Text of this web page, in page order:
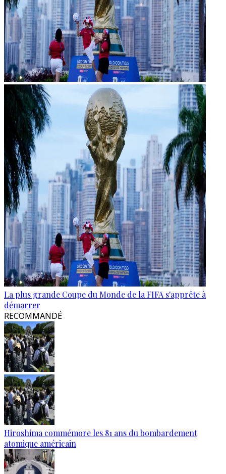
La plus grande Coupe du Monde de la FIFA s'apprête à
démarrer
RECOMMANDÉ
Hiroshima commémore les 81 ans du bombardement
atomique américain